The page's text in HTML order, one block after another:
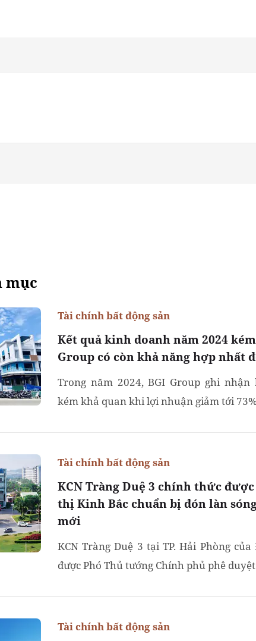
mục
Kết quả kinh doanh năm 2024
Group có còn khả năng hợp nhất
Tài chính bất động sản
Trong năm 2024, BGI Group ghi
kém khả quan khi lợi nhuận giảm tới
KCN Tràng Duệ 3 chính thức
thị Kinh Bắc chuẩn bị đón làn
mới
Tài chính bất động sản
KCN Tràng Duệ 3 tại TP. Hải Phòng
được Phó Thủ tướng Chính phủ phê
Tài chính bất động sản